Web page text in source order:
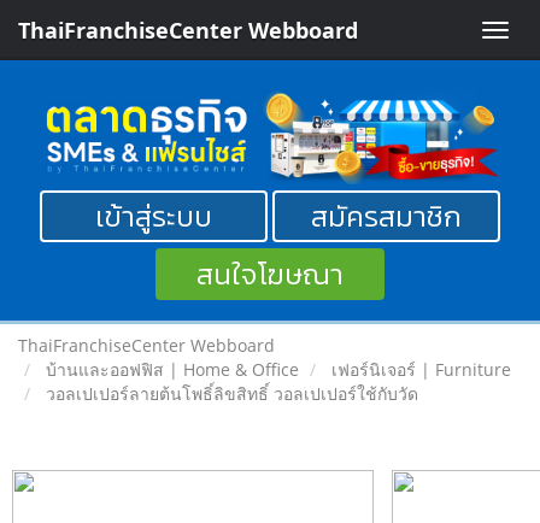
Toggle
ThaiFranchiseCenter Webboard
เข้าสู่ระบบ
สมัครสมาชิก
สนใจโฆษณา
ThaiFranchiseCenter Webboard
บ้านและออฟฟิส | Home & Office
เฟอร์นิเจอร์ | Furniture
วอลเปเปอร์ลายต้นโพธิ์ลิขสิทธิ์ วอลเปเปอร์ใช้กับวัด